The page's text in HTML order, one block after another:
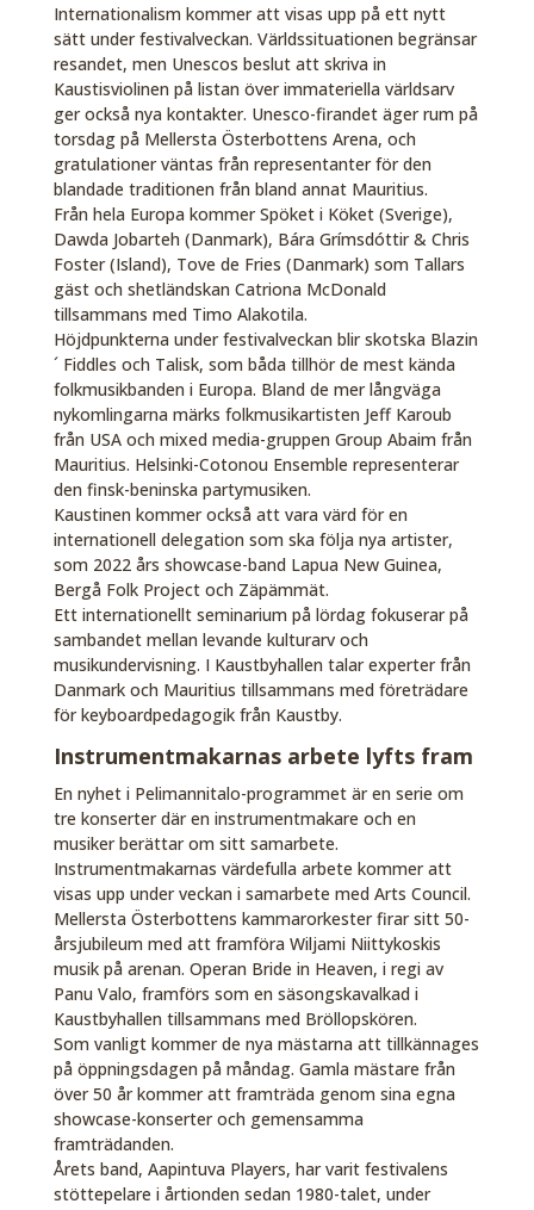
Internationalism kommer att visas upp på ett nytt
sätt under festivalveckan. Världssituationen begränsar
resandet, men Unescos beslut att skriva in
Kaustisviolinen på listan över immateriella världsarv
ger också nya kontakter. Unesco-firandet äger rum på
torsdag på Mellersta Österbottens Arena, och
gratulationer väntas från representanter för den
blandade traditionen från bland annat Mauritius.
Från hela Europa kommer Spöket i Köket (Sverige),
Dawda Jobarteh (Danmark), Bára Grímsdóttir & Chris
Foster (Island), Tove de Fries (Danmark) som Tallars
gäst och shetländskan Catriona McDonald
tillsammans med Timo Alakotila.
Höjdpunkterna under festivalveckan blir skotska Blazin
´ Fiddles och Talisk, som båda tillhör de mest kända
folkmusikbanden i Europa. Bland de mer långväga
nykomlingarna märks folkmusikartisten Jeff Karoub
från USA och mixed media-gruppen Group Abaim från
Mauritius. Helsinki-Cotonou Ensemble representerar
den finsk-beninska partymusiken.
Kaustinen kommer också att vara värd för en
internationell delegation som ska följa nya artister,
som 2022 års showcase-band Lapua New Guinea,
Bergå Folk Project och Zäpämmät.
Ett internationellt seminarium på lördag fokuserar på
sambandet mellan levande kulturarv och
musikundervisning. I Kaustbyhallen talar experter från
Danmark och Mauritius tillsammans med företrädare
för keyboardpedagogik från Kaustby.
Instrumentmakarnas arbete lyfts fram
En nyhet i Pelimannitalo-programmet är en serie om
tre konserter där en instrumentmakare och en
musiker berättar om sitt samarbete.
Instrumentmakarnas värdefulla arbete kommer att
visas upp under veckan i samarbete med Arts Council.
Mellersta Österbottens kammarorkester firar sitt 50-
årsjubileum med att framföra Wiljami Niittykoskis
musik på arenan. Operan Bride in Heaven, i regi av
Panu Valo, framförs som en säsongskavalkad i
Kaustbyhallen tillsammans med Bröllopskören.
Som vanligt kommer de nya mästarna att tillkännages
på öppningsdagen på måndag. Gamla mästare från
över 50 år kommer att framträda genom sina egna
showcase-konserter och gemensamma
framträdanden.
Årets band, Aapintuva Players, har varit festivalens
stöttepelare i årtionden sedan 1980-talet, under